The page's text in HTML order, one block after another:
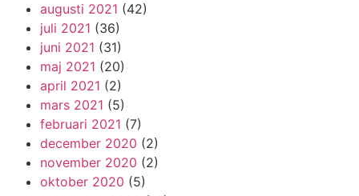
augusti 2021 (42)
juli 2021 (36)
juni 2021 (31)
maj 2021 (20)
april 2021 (2)
mars 2021 (5)
februari 2021 (7)
december 2020 (2)
november 2020 (2)
oktober 2020 (5)